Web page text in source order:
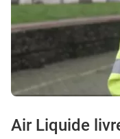
Air Liquide